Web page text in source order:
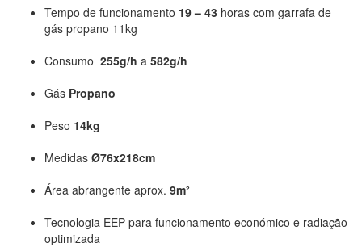
Tempo de funcionamento 19 – 43 horas com garrafa de
gás propano 11kg
Consumo 255g/h a 582g/h
Gás Propano
Peso 14kg
Medidas Ø76x218cm
Área abrangente aprox. 9m²
Tecnologia EEP para funcionamento económico e radiação
optimizada